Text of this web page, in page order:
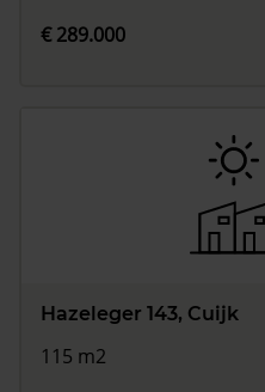
€ 289.000
Hazeleger 143, Cuijk
115 m2